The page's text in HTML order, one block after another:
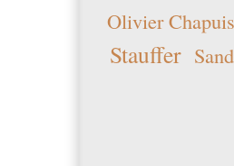
Olivier Chapuis
Stauffer